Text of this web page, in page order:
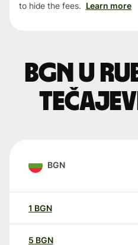
to hide the fees. Learn more
BGN u
BGN
1 BGN
5 BGN